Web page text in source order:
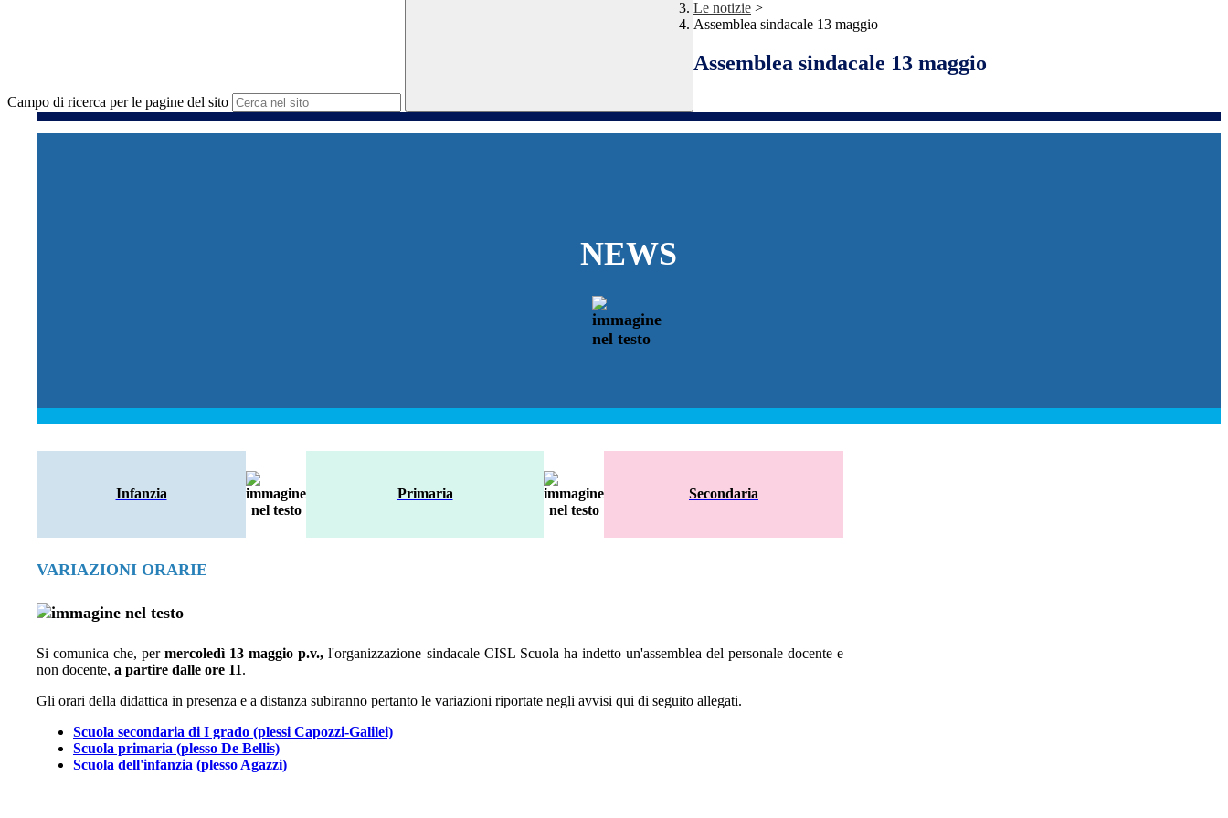
Campo di ricerca per le pagine del sito
Le notizie >
Assemblea sindacale 13 maggio
Assemblea sindacale 13 maggio
NEWS
Infanzia Primaria Secondaria
VARIAZIONI ORARIE
Si comunica che, permercoledì 13 maggio p.v., l'organizzazione sindacale CISL Scuola ha indetto un'assemblea del personale docente e
non docente, a partire dalle ore 11.
Gli orari della didattica in presenza e a distanza subiranno pertanto le variazioni riportate negli avvisi qui di seguito allegati.
Scuola secondaria di I grado (plessi Capozzi-Galilei)
Scuola primaria (plesso De Bellis)
Scuola dell'infanzia (plesso Agazzi)